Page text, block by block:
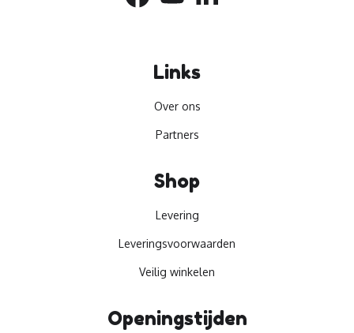
Links
Over ons
Partners
Shop
Levering
Leveringsvoorwaarden
Veilig winkelen
Openingstijden